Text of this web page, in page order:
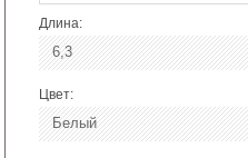
Длина:
6,3
Цвет:
Белый